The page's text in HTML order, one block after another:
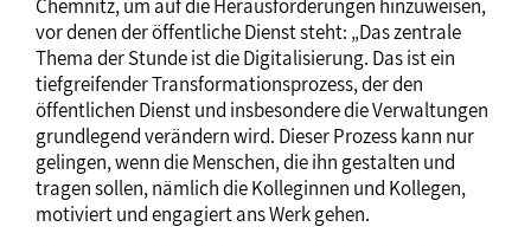
Chemnitz, um auf die Herausforderungen hinzuweisen,
vor denen der öffentliche Dienst steht: „Das zentrale
Thema der Stunde ist die Digitalisierung. Das ist ein
tiefgreifender Transformationsprozess, der den
öffentlichen Dienst und insbesondere die Verwaltungen
grundlegend verändern wird. Dieser Prozess kann nur
gelingen, wenn die Menschen, die ihn gestalten und
tragen sollen, nämlich die Kolleginnen und Kollegen,
motiviert und engagiert ans Werk gehen.